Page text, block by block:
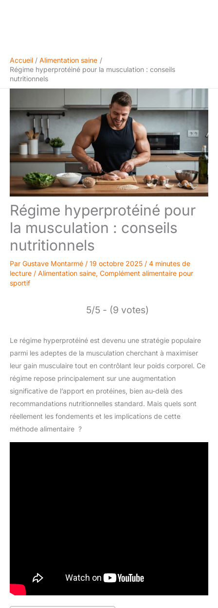
Accueil
Alimentation saine
Régime hyperprotéiné pour la musculation : conseils
nutritionnels
Régime hyperprotéiné pour
la musculation : conseils
nutritionnels
Par Gustave Montarmé / 19 octobre 2025 / 4 minutes de
lecture / Alimentation saine, Complément alimentaire pour
sportif
5/5 - (9 votes)
Le régime hyperprotéiné est devenu une stratégie populaire
parmi les adeptes de la musculation cherchant à maximiser
leur gain musculaire tout en contrôlant leur poids corporel. Ce
régime repose principalement sur une augmentation
significative de l’apport en protéines, bien au-delà des
recommandations nutritionnelles standard. Mais quels sont
réellement les fondements et les implications de cette
méthode alimentaire ?